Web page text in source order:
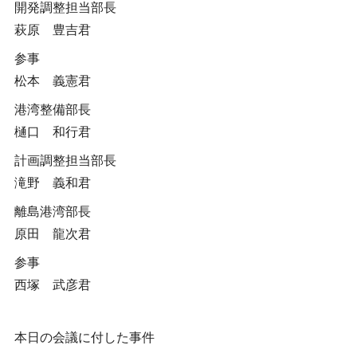
開発調整担当部長
萩原 豊吉君
参事
松本 義憲君
港湾整備部長
樋口 和行君
計画調整担当部長
滝野 義和君
離島港湾部長
原田 龍次君
参事
西塚 武彦君
本日の会議に付した事件